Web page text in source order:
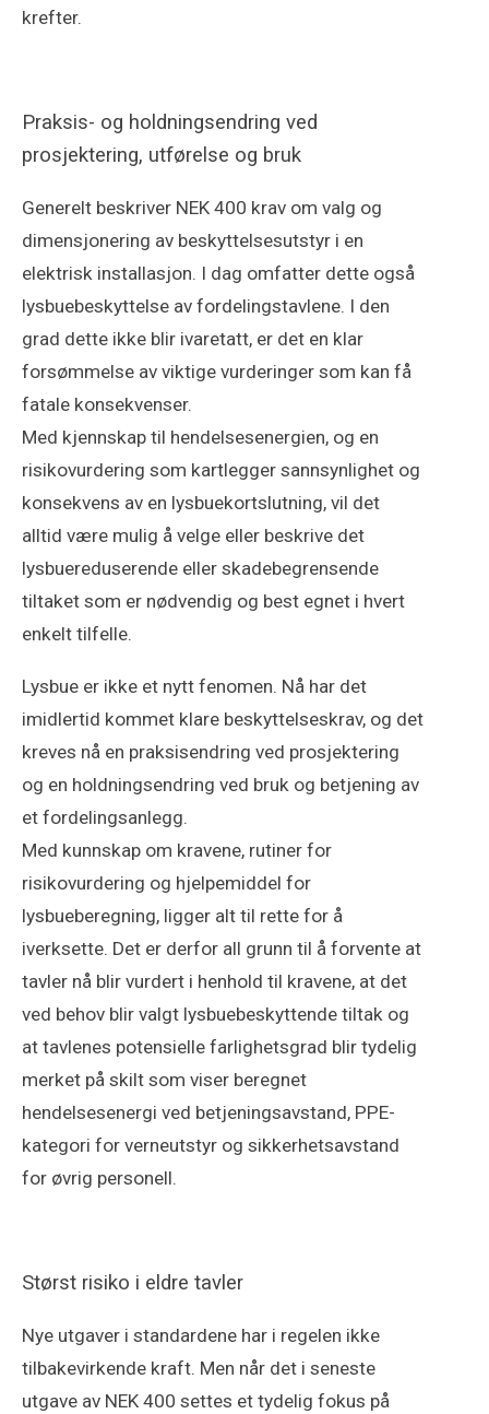
krefter.
Praksis- og holdningsendring ved
prosjektering, utførelse og bruk
Generelt beskriver NEK 400 krav om valg og
dimensjonering av beskyttelsesutstyr i en
elektrisk installasjon. I dag omfatter dette også
lysbuebeskyttelse av fordelingstavlene. I den
grad dette ikke blir ivaretatt, er det en klar
forsømmelse av viktige vurderinger som kan få
fatale konsekvenser.
Med kjennskap til hendelsesenergien, og en
risikovurdering som kartlegger sannsynlighet og
konsekvens av en lysbuekortslutning, vil det
alltid være mulig å velge eller beskrive det
lysbuereduserende eller skadebegrensende
tiltaket som er nødvendig og best egnet i hvert
enkelt tilfelle.
Lysbue er ikke et nytt fenomen. Nå har det
imidlertid kommet klare beskyttelseskrav, og det
kreves nå en praksisendring ved prosjektering
og en holdningsendring ved bruk og betjening av
et fordelingsanlegg.
Med kunnskap om kravene, rutiner for
risikovurdering og hjelpemiddel for
lysbueberegning, ligger alt til rette for å
iverksette. Det er derfor all grunn til å forvente at
tavler nå blir vurdert i henhold til kravene, at det
ved behov blir valgt lysbuebeskyttende tiltak og
at tavlenes potensielle farlighetsgrad blir tydelig
merket på skilt som viser beregnet
hendelsesenergi ved betjeningsavstand, PPE-
kategori for verneutstyr og sikkerhetsavstand
for øvrig personell.
Størst risiko i eldre tavler
Nye utgaver i standardene har i regelen ikke
tilbakevirkende kraft. Men når det i seneste
utgave av NEK 400 settes et tydelig fokus på